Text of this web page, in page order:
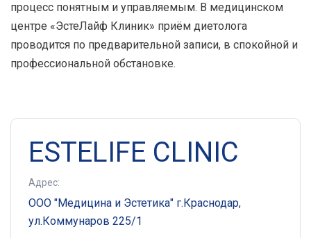
процесс понятным и управляемым. В медицинском
центре «ЭстеЛайф Клиник» приём диетолога
проводится по предварительной записи, в спокойной и
профессиональной обстановке.
ESTELIFE CLINIC
Адрес:
ООО "Медицина и Эстетика" г.Краснодар,
ул.Коммунаров 225/1